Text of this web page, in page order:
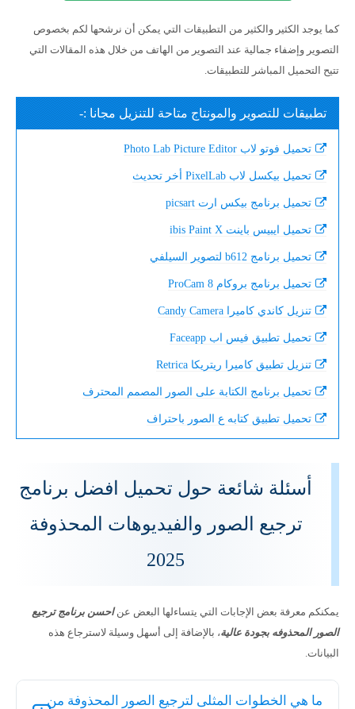
كما يوجد الكثير والكثير من التطبيقات التي يمكن أن نرشحها لكم بخصوص
التصوير وإضفاء جمالية عند التصوير من الهاتف من خلال هذه المقالات التي
تتيح التحميل المباشر للتطبيقات.
تطبيقات للتصوير والمونتاج متاحة للتنزيل مجانا :-
تحميل فوتو لاب Photo Lab Picture Editor
تحميل بيكسل لاب PixelLab أخر تحديث
تحميل برنامج بيكس ارت picsart
تحميل ايبيس باينت ibis Paint X
تحميل برنامج b612 لتصوير السيلفي
تحميل برنامج بروكام ProCam 8
تنزيل كاندي كاميرا Candy Camera
تحميل تطبيق فيس اب Faceapp
تنزيل تطبيق كاميرا ريتريكا Retrica
تحميل برنامج الكتابة على الصور المصمم المحترف
تحميل تطبيق كتابه ع الصور باحتراف
أسئلة شائعة حول تحميل افضل برنامج
ترجيع الصور والفيديوهات المحذوفة
2025
يمكنكم معرفة بعض الإجابات التي يتساءلها البعض عناحسن برنامج ترجيع
الصور المحذوفه بجودة عالية، بالإضافة إلى أسهل وسيلة لاسترجاع هذه
البيانات.
ما هي الخطوات المثلى لترجيع الصور المحذوفة من